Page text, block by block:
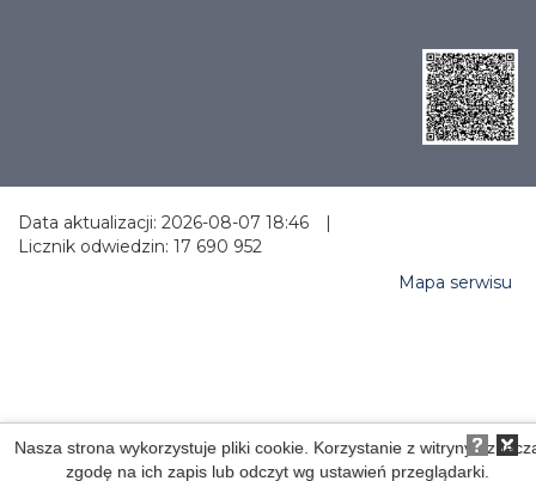
Data aktualizacji: 2026-08-07 18:46
|
Licznik odwiedzin: 17 690 952
Mapa serwisu
Nasza strona wykorzystuje pliki cookie. Korzystanie z witryny
zgodę na ich zapis lub odczyt wg ustawień przeglądarki.